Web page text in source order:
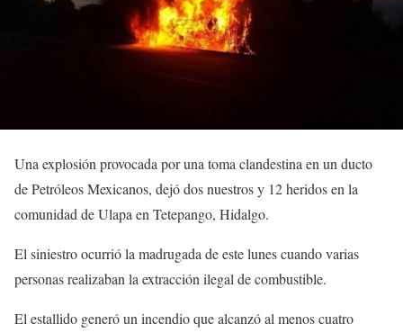
Una explosión provocada por una toma clandestina en un ducto
de Petróleos Mexicanos, dejó dos nuestros y 12 heridos en la
comunidad de Ulapa en Tetepango, Hidalgo.
El siniestro ocurrió la madrugada de este lunes cuando varias
personas realizaban la extracción ilegal de combustible.
El estallido generó un incendio que alcanzó al menos cuatro